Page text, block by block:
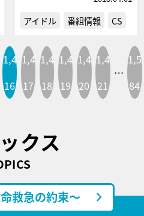
アイドル 番組情報 CS
1,4
16
1,4
17
1,4
18
1,4
19
1,4
20
1,4
21
…
1,5
84
クス
救急の約束～